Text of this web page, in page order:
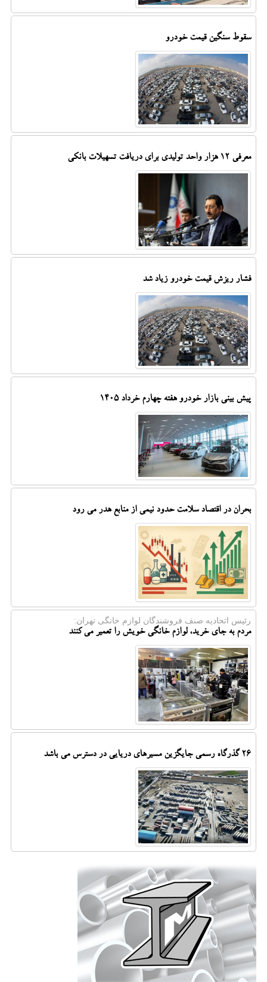
سقوط سنگین قیمت خودرو
معرفی ۱۲ هزار واحد تولیدی برای دریافت تسهیلات بانکی
فشار ریزش قیمت خودرو زیاد شد
پیش بینی بازار خودرو هفته چهارم خرداد ۱۴۰۵
بحران در اقتصاد سلامت حدود نیمی از منابع هدر می رود
رئیس اتحادیه صنف فروشندگان لوازم خانگی تهران:
مردم به جای خرید، لوازم خانگی خویش را تعمیر می کنند
۲۶ گذرگاه رسمی جایگزین مسیرهای دریایی در دسترس می باشد